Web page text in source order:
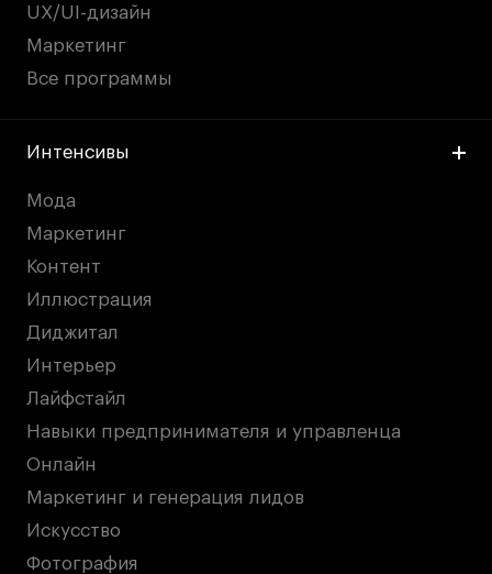
UX/UI-дизайн
Маркетинг
Все программы
Интенсивы
Мода
Маркетинг
Контент
Иллюстрация
Диджитал
Интерьер
Лайфстайл
Навыки предпринимателя и управленца
Онлайн
Маркетинг и генерация лидов
Искусство
Фотография